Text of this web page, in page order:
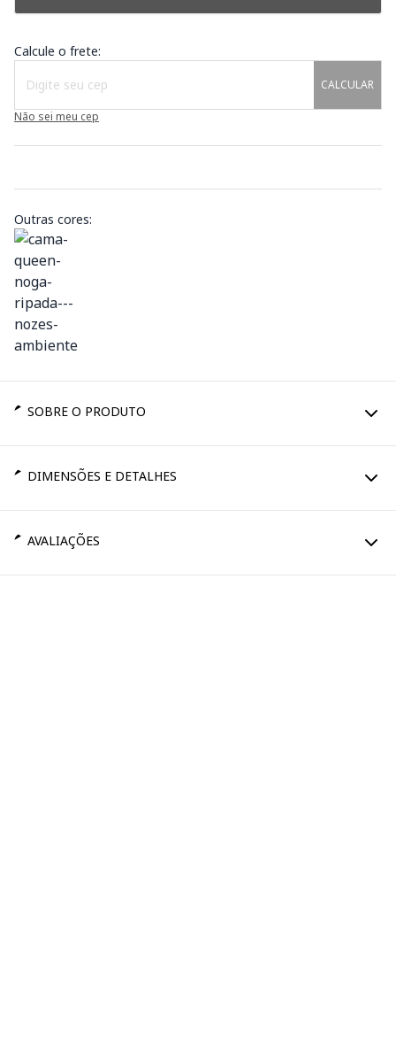
Calcule o frete:
CALCULAR
Não sei meu cep
Outras cores:
SOBRE O PRODUTO
DIMENSÕES E DETALHES
AVALIAÇÕES